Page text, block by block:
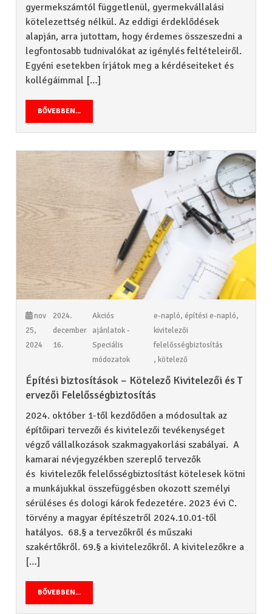
gyermekszámtól függetlenül, gyermekvállalási
kötelezettség nélkül. Az eddigi érdeklődések
alapján, arra jutottam, hogy érdemes összeszedni a
legfontosabb tudnivalókat az igénylés feltételeiről.
Egyéni esetekben írjátok meg a kérdéseiteket és
kollégáimmal […]
BŐVEBBEN...
nov
25,
2024
2024.
december
16.
Akciós
ajánlatok -
Speciális
módozatok
e-napló, építési e-napló,
kivitelezői
felelősségbiztosítás
, kötelező
Építési biztosítások – Kötelező Kivitelezői és T
ervezői Felelősségbiztosítás
2024. október 1-től kezdődően a módosultak az
építőipari tervezői és kivitelezői tevékenységet
végző vállalkozások szakmagyakorlási szabályai. A
kamarai névjegyzékben szereplő tervezők
és kivitelezők felelősségbiztosítást kötelesek kötni
a munkájukkal összefüggésben okozott személyi
sérüléses és dologi károk fedezetére. 2023 évi C.
törvény a magyar építészetről 2024.10.01-től
hatályos. 68.§ a tervezőkről és műszaki
szakértőkről. 69.§ a kivitelezőkről. A kivitelezőkre a
[…]
BŐVEBBEN...